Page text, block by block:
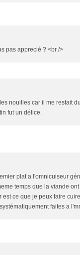
pas apprecié ? <br />
nouilles car il me restait
fut un délice.
plat a l'omnicuiseur
temps que la viande
ce que je peux faire
faites a